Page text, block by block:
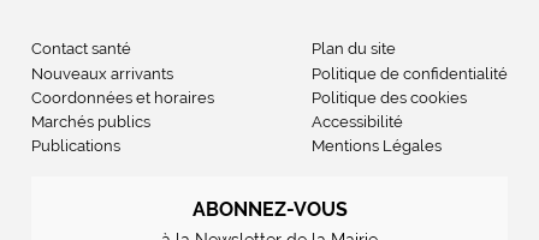
Contact santé
Nouveaux arrivants
Coordonnées et horaires
Marchés publics
Publications
Plan du site
Politique de confidentialité
Politique des cookies
Accessibilité
Mentions Légales
ABONNEZ-VOUS